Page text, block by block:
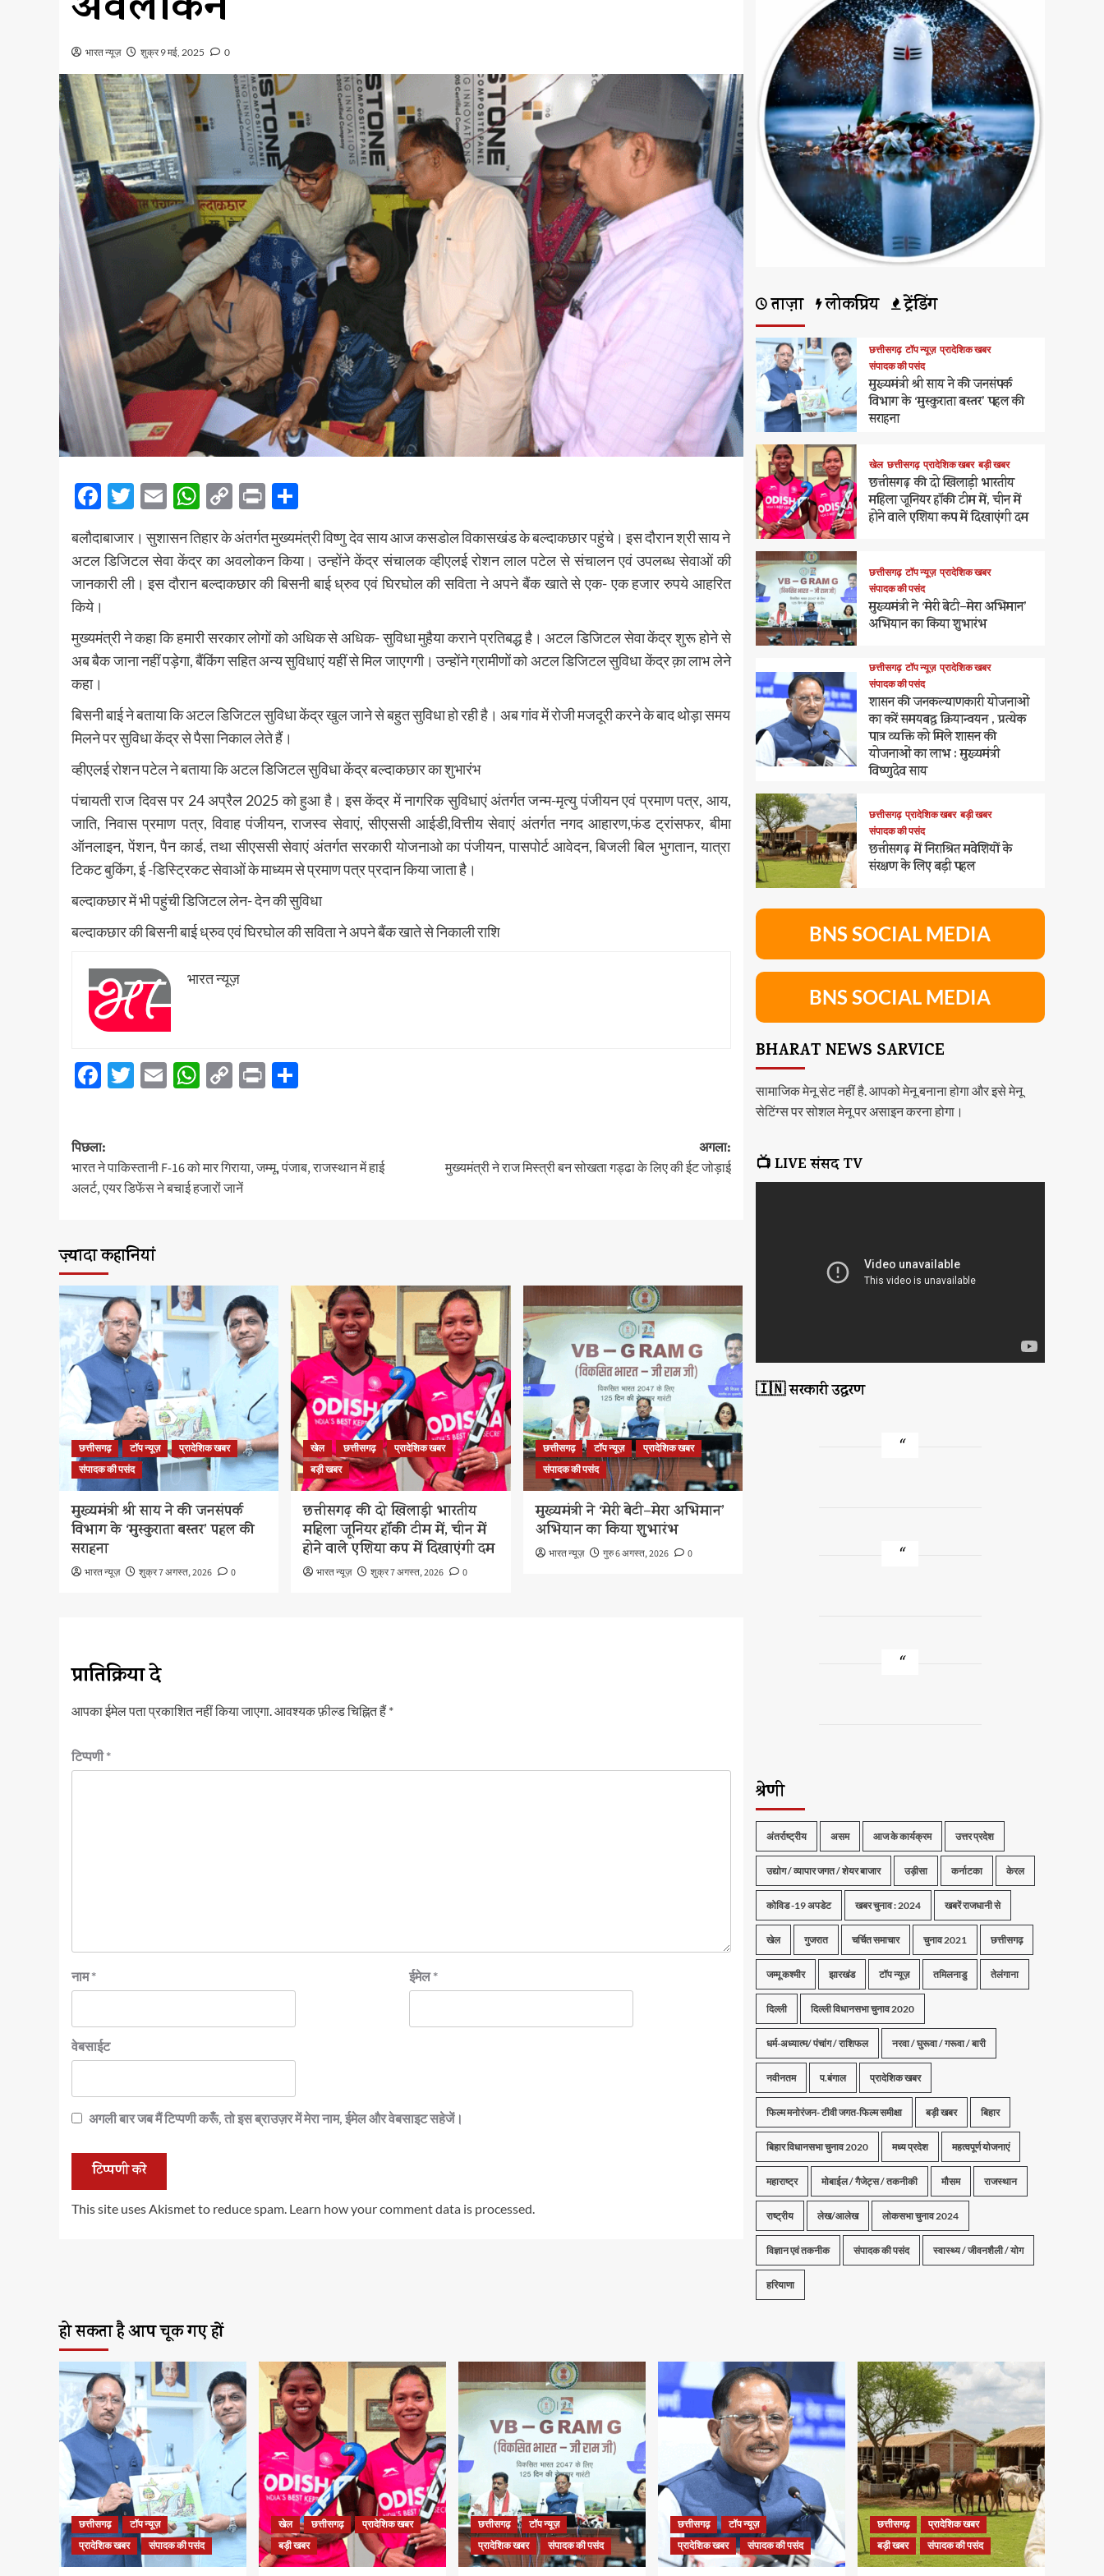
भारत न्यूज़ शुक्र 9 मई, 2025 0
Facebook
Twitter
EmailWhatsApp
Copy
Link
Print
बलौदाबाजार। सुशासन तिहार के अंतर्गत मुख्यमंत्री विष्णु देव साय आज कसडोल विकासखंड के बल्दाकछार पहुंचे। इस दौरान श्री साय ने
अटल डिजिटल सेवा केंद्र का अवलोकन किया। उन्होंने केंद्र संचालक व्हीएलई रोशन लाल पटेल से संचालन एवं उपलब्ध सेवाओं की
जानकारी ली। इस दौरान बल्दाकछार की बिसनी बाई ध्रुव एवं घिरघोल की सविता ने अपने बैंक खाते से एक- एक हजार रुपये आहरित
किये।
मुख्यमंत्री ने कहा कि हमारी सरकार लोगों को अधिक से अधिक- सुविधा मुहैया कराने प्रतिबद्ध है। अटल डिजिटल सेवा केंद्र शुरू होने से
अब बैक जाना नहीं पड़ेगा, बैंकिंग सहित अन्य सुविधाएं यहीं से मिल जाएगगी। उन्होंने ग्रामीणों को अटल डिजिटल सुविधा केंद्र क़ा लाभ लेने
कहा।
बिसनी बाई ने बताया कि अटल डिजिटल सुविधा केंद्र खुल जाने से बहुत सुविधा हो रही है। अब गांव में रोजी मजदूरी करने के बाद थोड़ा समय
मिलने पर सुविधा केंद्र से पैसा निकाल लेते हैं।
व्हीएलई रोशन पटेल ने बताया कि अटल डिजिटल सुविधा केंद्र बल्दाकछार का शुभारंभ
पंचायती राज दिवस पर 24 अप्रैल 2025 को हुआ है। इस केंद्र में नागरिक सुविधाएं अंतर्गत जन्म-मृत्यु पंजीयन एवं प्रमाण पत्र, आय,
जाति, निवास प्रमाण पत्र, विवाह पंजीयन, राजस्व सेवाएं, सीएससी आईडी,वित्तीय सेवाएं अंतर्गत नगद आहारण,फंड ट्रांसफर, बीमा
ऑनलाइन, पेंशन, पैन कार्ड, तथा सीएससी सेवाएं अंतर्गत सरकारी योजनाओ का पंजीयन, पासपोर्ट आवेदन, बिजली बिल भुगतान, यात्रा
टिकट बुकिंग, ई -डिस्ट्रिकट सेवाओं के माध्यम से प्रमाण पत्र प्रदान किया जाता है।
बल्दाकछार में भी पहुंची डिजिटल लेन- देन की सुविधा
बल्दाकछार की बिसनी बाई ध्रुव एवं घिरघोल की सविता ने अपने बैंक खाते से निकाली राशि
भारत न्यूज़
Facebook
Twitter
EmailWhatsApp
Copy
Print
पोस्ट
नेविगेशन
पिछला:
भारत ने पाकिस्तानी F-16 को मार गिराया, जम्मू, पंजाब, राजस्थान में हाई
अलर्ट, एयर डिफेंस ने बचाई हजारों जानें
अगला:
मुख्यमंत्री ने राज मिस्त्री बन सोखता गड्ढा के लिए की ईट जोड़ाई
ज़्यादा कहानियां
छत्तीसगढ़ टॉप न्यूज़
प्रादेशिक खबर
संपादक की पसंद
मुख्यमंत्री श्री साय ने की जनसंपर्क
विभाग के ‘मुस्कुराता बस्तर’ पहल की
सराहना
भारत न्यूज़ शुक्र 7 अगस्त, 2026 0
खेल छत्तीसगढ़
प्रादेशिक खबर
बड़ी खबर
छत्तीसगढ़ की दो खिलाड़ी भारतीय
महिला जूनियर हॉकी टीम में, चीन में
होने वाले एशिया कप में दिखाएंगी दम
भारत न्यूज़ शुक्र 7 अगस्त, 2026 0
छत्तीसगढ़ टॉप न्यूज़
प्रादेशिक खबर
संपादक की पसंद
मुख्यमंत्री ने ‘मेरी बेटी–मेरा अभिमान’
अभियान का किया शुभारंभ
भारत न्यूज़ गुरु 6 अगस्त, 2026 0
प्रातिक्रिया दे
आपका ईमेल पता प्रकाशित नहीं किया जाएगा.आवश्यक फ़ील्ड चिह्नित हैं*
टिप्पणी*
नाम* ईमेल*
वेबसाईट
अगली बार जब मैं टिप्पणी करूँ, तो इस ब्राउज़र में मेरा नाम, ईमेल और वेबसाइट सहेजें।
This site uses Akismet to reduce spam. Learn how your comment data is processed.
ताज़ा लोकप्रिय ट्रेंडिंग
छत्तीसगढ़ टॉप न्यूज़ प्रादेशिक खबर
संपादक की पसंद
मुख्यमंत्री श्री साय ने की जनसंपर्क
विभाग के ‘मुस्कुराता बस्तर’ पहल की
सराहना
खेल छत्तीसगढ़ प्रादेशिक खबर बड़ी खबर
छत्तीसगढ़ की दो खिलाड़ी भारतीय
महिला जूनियर हॉकी टीम में, चीन में
होने वाले एशिया कप में दिखाएंगी दम
छत्तीसगढ़ टॉप न्यूज़ प्रादेशिक खबर
संपादक की पसंद
मुख्यमंत्री ने ‘मेरी बेटी–मेरा अभिमान’
अभियान का किया शुभारंभ
छत्तीसगढ़ टॉप न्यूज़ प्रादेशिक खबर
संपादक की पसंद
शासन की जनकल्याणकारी योजनाओं
का करें समयबद्ध क्रियान्वयन , प्रत्येक
पात्र व्यक्ति को मिले शासन की
योजनाओं का लाभ : मुख्यमंत्री
विष्णुदेव साय
छत्तीसगढ़ प्रादेशिक खबर बड़ी खबर
संपादक की पसंद
छत्तीसगढ़ में निराश्रित मवेशियों के
संरक्षण के लिए बड़ी पहल
BNS SOCIAL MEDIA
BNS SOCIAL MEDIA
BHARAT NEWS SARVICE
सामाजिक मेनू सेट नहीं है. आपको मेनू बनाना होगा और इसे मेनू
सेटिंग्स पर सोशल मेनू पर असाइन करना होगा।
📺 LIVE संसद TV
🇮🇳 सरकारी उद्धरण
श्रेणी
अंतर्राष्ट्रीय असम आज के कार्यक्रम उत्तर प्रदेश
उद्योग / व्यापार जगत / शेयर बाजार उड़ीसा कर्नाटका केरल
कोविड -19 अपडेट खबर चुनाव : 2024 खबरें राजधानी से
खेल गुजरात चर्चित समाचार चुनाव 2021 छत्तीसगढ़
जम्मू कश्मीर झारखंड टॉप न्यूज़ तमिलनाडु तेलंगाना
दिल्ली दिल्ली विधानसभा चुनाव 2020
धर्म-अध्यात्म/ पंचांग / राशिफल नरवा / घुरूवा / गरूवा / बारी
नवीनतम प.बंगाल प्रादेशिक खबर
फिल्म मनोरंजन- टीवी जगत-फिल्म समीक्षा बड़ी खबर बिहार
बिहार विधानसभा चुनाव 2020 मध्य प्रदेश महत्वपूर्ण योजनाएं
महाराष्ट्र मोबाईल / गैजेट्स / तकनीकी मौसम राजस्थान
राष्ट्रीय लेख/आलेख लोकसभा चुनाव 2024
विज्ञान एवं तकनीक संपादक की पसंद स्वास्थ्य / जीवनशैली / योग
हरियाणा
हो सकता है आप चूक गए हों
छत्तीसगढ़
टॉप न्यूज़
प्रादेशिक खबर
संपादक की पसंद
खेल छत्तीसगढ़
प्रादेशिक खबर
बड़ी खबर
छत्तीसगढ़
टॉप न्यूज़
प्रादेशिक खबर
संपादक की पसंद
छत्तीसगढ़
टॉप न्यूज़
प्रादेशिक खबर
संपादक की पसंद
छत्तीसगढ़
प्रादेशिक खबर
बड़ी खबर
संपादक की पसंद